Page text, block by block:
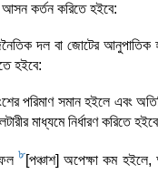
কর্তন করিতে হইবে:
দল বা জোটের
হইবে:
পরিমাণ সমান হইলে এবং
মাধ্যমে নির্ধারণ করিতে
8[পঞ্চাশ] অপেক্ষা কম